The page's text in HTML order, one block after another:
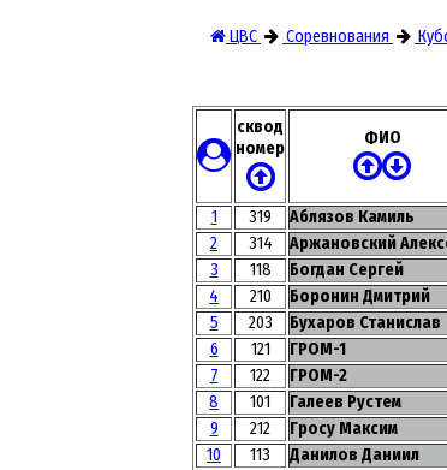
ЦВС Соревнования
сквод
номер
ФИО
1 319 Аблязов Камиль
2
314 Аржановский
3
118 Богдан Сергей
4
210 Боронин Дмитрий
5
203 Бухаров Станислав
6
121 ГРОМ-1
7
122 ГРОМ-2
8
101 Галеев Рустем
9
212 Гросу Максим
10
113 Данилов Даниил